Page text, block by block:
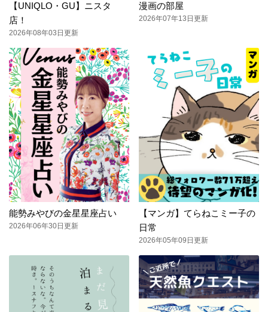
【UNIQLO・GU】ニスタ
店！
2026年08年03日更新
漫画の部屋
2026年07年13日更新
能勢みやびの金星星座占い
2026年06年30日更新
【マンガ】てらねこミー子の
日常
2026年05年09日更新